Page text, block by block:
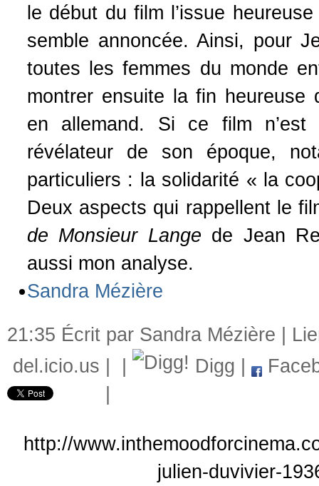
le début du film l’issue
semble annoncée. Ainsi, pour
toutes les femmes du monde
montrer ensuite la fin heureuse
en allemand. Si ce film n’est
révélateur de son époque,
particuliers : la solidarité « la
Deux aspects qui rappellent le
de Monsieur Lange de Jean
aussi mon analyse.
Sandra Mézière
21:35 Écrit par Sandra Mézière |
del.icio.us
Digg
http://
julien-duvivier-